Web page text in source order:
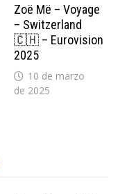
Zoë Më – Voyage
– Switzerland
🇨🇭 – Eurovision
2025
10 de marzo
de 2025